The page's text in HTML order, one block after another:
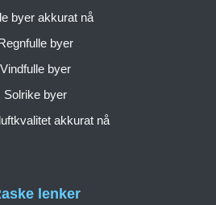
lenker
byer akkurat nå
byer
Vindfulle byer
Solrike byer
akkurat nå